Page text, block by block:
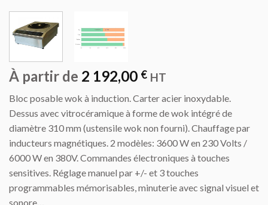
À partir de 2 192,00 € HT
Bloc posable wok à induction. Carter acier inoxydable.
Dessus avec vitrocéramique à forme de wok intégré de
diamètre 310 mm (ustensile wok non fourni). Chauffage par
inducteurs magnétiques. 2 modèles: 3600 W en 230 Volts /
6000 W en 380V. Commandes électroniques à touches
sensitives. Réglage manuel par +/- et 3 touches
programmables mémorisables, minuterie avec signal visuel et
sonore…